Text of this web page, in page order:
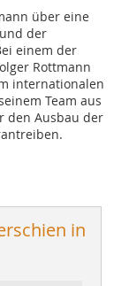
über eine
der
einem der
Rottmann
internationalen
Team aus
den Ausbau der
in